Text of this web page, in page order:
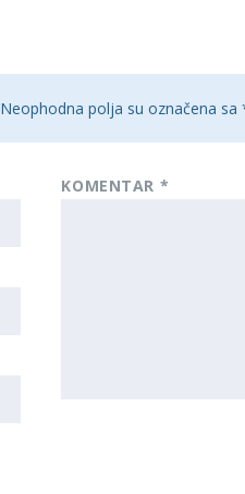
Neophodna polja su označena sa
KOMENTAR *